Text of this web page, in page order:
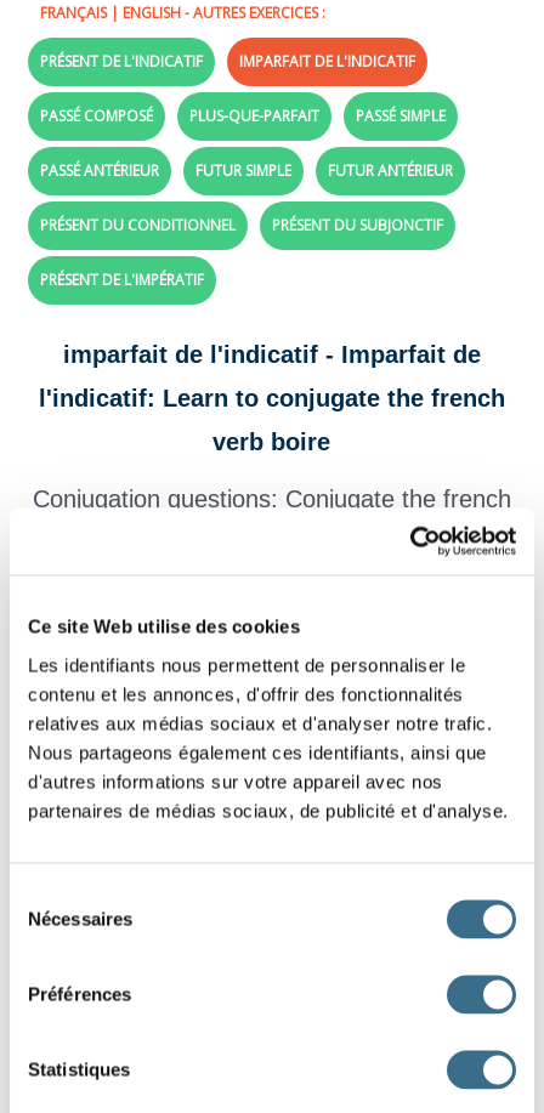
Ce site Web utilise des cookies
Les identifiants nous permettent de personnaliser le
contenu et les annonces, d'offrir des fonctionnalités
relatives aux médias sociaux et d'analyser notre trafic.
Nous partageons également ces identifiants, ainsi que
d'autres informations sur votre appareil avec nos
partenaires de médias sociaux, de publicité et d'analyse.
Nécessaires
Préférences
Statistiques
FRANÇAIS| ENGLISH- AUTRES EXERCICES :
PRÉSENT DE L'INDICATIF IMPARFAIT DE L'INDICATIF
PASSÉ COMPOSÉ PLUS-QUE-PARFAIT PASSÉ SIMPLE
PASSÉ ANTÉRIEUR FUTUR SIMPLE FUTUR ANTÉRIEUR
PRÉSENT DU CONDITIONNEL PRÉSENT DU SUBJONCTIF
PRÉSENT DE L'IMPÉRATIF
imparfait de l'indicatif - Imparfait de
l'indicatif: Learn to conjugate the french
verb boire
Conjugation questions: Conjugate the french
with imperfect tense
boire - Indicatif Imparfait
ils
Question 2.
boire - Indicatif Imparfait
je